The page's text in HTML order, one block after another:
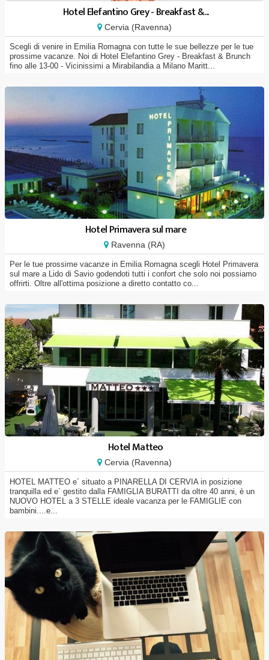
Hotel Elefantino Grey - Breakfast &...
Cervia (Ravenna)
Scegli di venire in Emilia Romagna con tutte le sue bellezze per le tue
prossime vacanze. Noi di Hotel Elefantino Grey - Breakfast & Brunch
fino alle 13-00 - Vicinissimi a Mirabilandia a Milano Maritt...
Hotel Primavera sul mare
Ravenna (RA)
Per le tue prossime vacanze in Emilia Romagna scegli Hotel Primavera
sul mare a Lido di Savio godendoti tutti i confort che solo noi possiamo
offrirti. Oltre all'ottima posizione a diretto contatto co...
Hotel Matteo
Cervia (Ravenna)
HOTEL MATTEO e´ situato a PINARELLA DI CERVIA in posizione
tranquilla ed e´ gestito dalla FAMIGLIA BURATTI da oltre 40 anni, è un
NUOVO HOTEL a 3 STELLE ideale vacanza per le FAMIGLIE con
bambini....e...